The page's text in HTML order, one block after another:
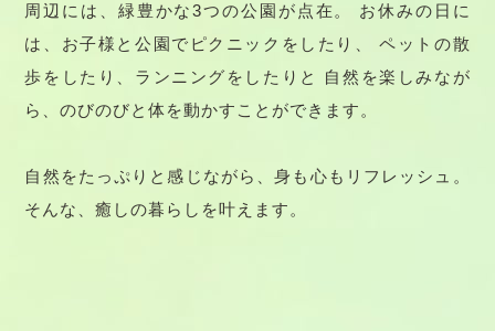
周辺には、緑豊かな3つの公園が点在。
お休みの日に
は、お子様と公園でピクニックをしたり、
ペットの散
歩をしたり、ランニングをしたりと
自然を楽しみなが
ら、のびのびと体を動かすことができます。
自然をたっぷりと感じながら、身も心もリフレッシュ。
そんな、癒しの暮らしを叶えます。